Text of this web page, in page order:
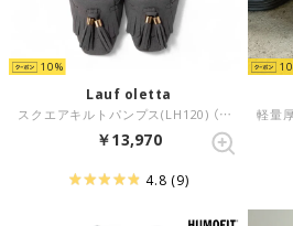
10
Lauf oletta
スクエアキルトパンプス(LH120) （GRAY-S）
￥13,970
4.8 (9)
10